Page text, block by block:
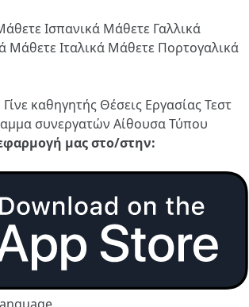
Ισπανικά Μάθετε Γαλλικά
Μάθετε Ιταλικά Μάθετε Πορτογαλικά
Γίνε καθηγητής Θέσεις ΕργασίαςΤεστ
συνεργατών Αίθουσα Τύπου
μας στο/στην: